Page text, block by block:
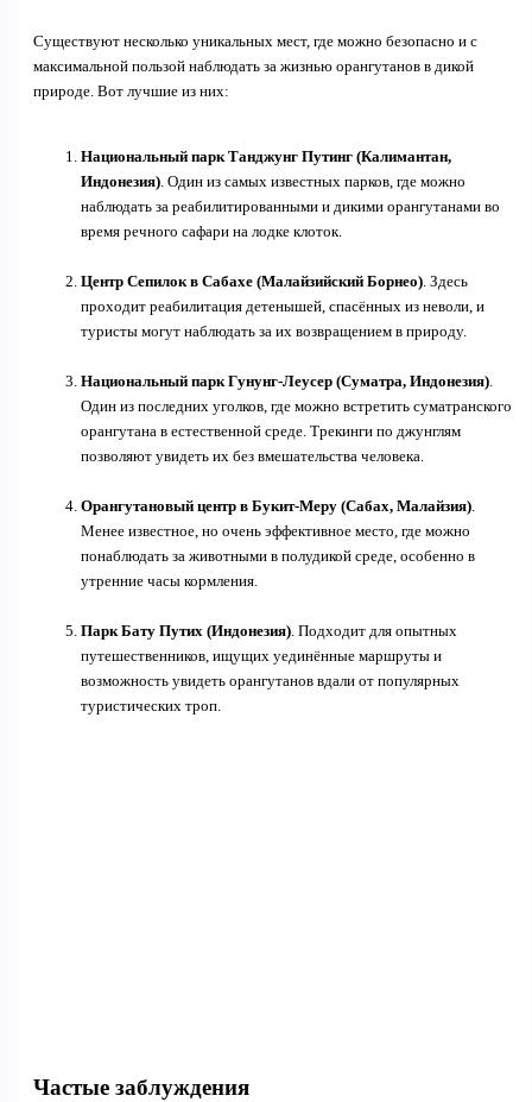
Существуют несколько уникальных мест, где можно безопасно и с
максимальной пользой наблюдать за жизнью орангутанов в дикой
природе. Вот лучшие из них:
Национальный парк Танджунг Путинг (Калимантан,
Индонезия). Один из самых известных парков, где можно
наблюдать за реабилитированными и дикими орангутанами во
время речного сафари на лодке клоток.
Центр Сепилок в Сабахе (Малайзийский Борнео). Здесь
проходит реабилитация детенышей, спасённых из неволи, и
туристы могут наблюдать за их возвращением в природу.
Национальный парк Гунунг-Леусер (Суматра, Индонезия).
Один из последних уголков, где можно встретить суматранского
орангутана в естественной среде. Трекинги по джунглям
позволяют увидеть их без вмешательства человека.
Орангутановый центр в Букит-Меру (Сабах, Малайзия).
Менее известное, но очень эффективное место, где можно
понаблюдать за животными в полудикой среде, особенно в
утренние часы кормления.
Парк Бату Путих (Индонезия). Подходит для опытных
путешественников, ищущих уединённые маршруты и
возможность увидеть орангутанов вдали от популярных
туристических троп.
Частые заблуждения